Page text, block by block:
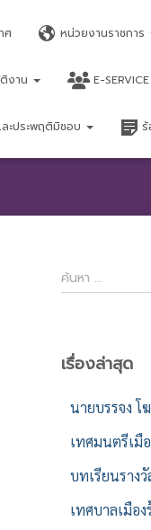
ศ หน่วยงานราชการ
งาน E-SERVICE
ะประพฤติมิชอบ
ค้
น
สำ
ค้นหา …
เรื่องล่าสุด
นายบรรจง
เทศมนตรีเมื
บทเรียนราง
เทศบาลเมือง